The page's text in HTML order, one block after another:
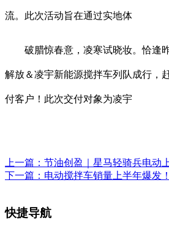
流。此次活动旨在通过实地体
破腊惊春意，凌寒试晓妆。恰逢
解放＆凌宇新能源搅拌车列队成行，
付客户！此次交付对象为凌宇
上一篇： 节油创盈｜星马轻骑兵电动
下一篇： 电动搅拌车销量上半年爆发
快捷导航